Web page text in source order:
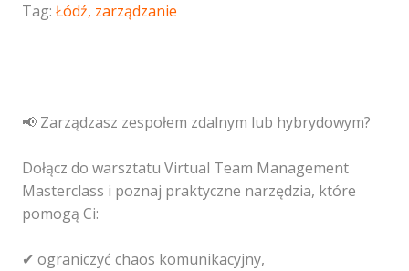
Tag: Łódź, zarządzanie
📢 Zarządzasz zespołem zdalnym lub hybrydowym?
Dołącz do warsztatu Virtual Team Management
Masterclass i poznaj praktyczne narzędzia, które
pomogą Ci:
✔ ograniczyć chaos komunikacyjny,